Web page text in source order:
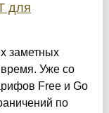
для
заметных
Уже со
Free и Go
по